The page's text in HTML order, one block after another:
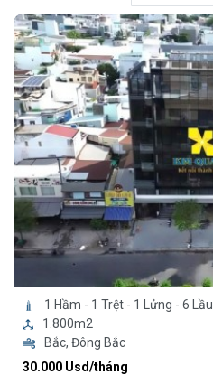
1 Hầm - 1 Trệt - 1 Lửng - 6 Lầu
1.800m2
Bắc, Đông Bắc
30.000 Usd/tháng